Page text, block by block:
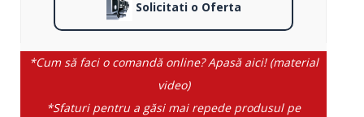
Solicitati o Oferta
*Cum să faci o comandă online? Apasă aici! (material
video)
*Sfaturi pentru a găsi mai repede produsul pe